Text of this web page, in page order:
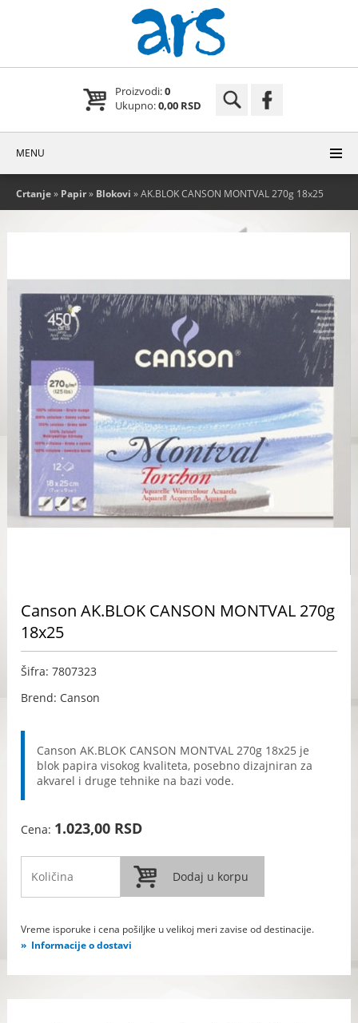
Proizvodi:0
Ukupno:0,00 RSD
MENU
Crtanje» Papir» Blokovi » AK.BLOK CANSON MONTVAL 270g 18x25
Canson AK.BLOK CANSON MONTVAL 270g
18x25
Šifra: 7807323
Brend: Canson
Canson AK.BLOK CANSON MONTVAL 270g 18x25 je
blok papira visokog kvaliteta, posebno dizajniran za
akvarel i druge tehnike na bazi vode.
Cena: 1.023,00 RSD
Vreme isporuke i cena pošiljke u velikoj meri zavise od destinacije.
Informacije o dostavi